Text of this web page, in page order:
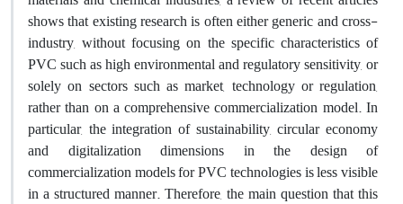
shows that existing research is often either generic and cross-
industry, without focusing on the specific characteristics of
PVC such as high environmental and regulatory sensitivity, or
solely on sectors such as market, technology or regulation,
rather than on a comprehensive commercialization model. In
particular, the integration of sustainability, circular economy
and digitalization dimensions in the design of
commercialization models for PVC technologies is less visible
in a structured manner. Therefore, the main question that this